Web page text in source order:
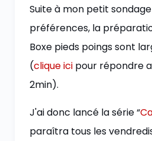
Suite à mon petit
préférences, la
Boxe pieds poings sont
(clique ici pour répondre
2min).
J'ai donc lancé la série “
paraîtra tous les